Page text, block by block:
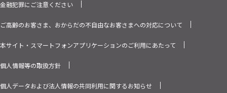
金融犯罪にご注意ください
ご高齢のお客さま、おからだの不自由なお客さまへの対応について
本サイト・スマートフォンアプリケーションのご利用にあたって
個人情報等の取扱方針
個人データおよび法人情報の共同利用に関するお知らせ